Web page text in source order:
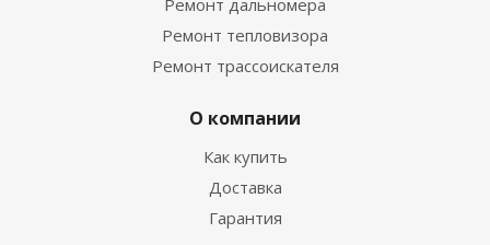
Ремонт дальномера
Ремонт тепловизора
Ремонт трассоискателя
О компании
Как купить
Доставка
Гарантия